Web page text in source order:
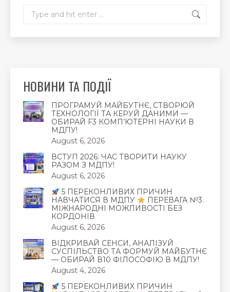
НОВИНИ ТА ПОДІЇ
ПРОГРАМУЙ МАЙБУТНЄ, СТВОРЮЙ
ТЕХНОЛОГІЇ ТА КЕРУЙ ДАНИМИ —
ОБИРАЙ F3 КОМП’ЮТЕРНІ НАУКИ В
МДПУ!
August 6, 2026
ВСТУП 2026: ЧАС ТВОРИТИ НАУКУ
РАЗОМ З МДПУ!
August 6, 2026
5 ПЕРЕКОНЛИВИХ ПРИЧИН
НАВЧАТИСЯ В МДПУ
ПЕРЕВАГА №3.
МІЖНАРОДНІ МОЖЛИВОСТІ БЕЗ
КОРДОНІВ
August 6, 2026
ВІДКРИВАЙ СЕНСИ, АНАЛІЗУЙ
СУСПІЛЬСТВО ТА ФОРМУЙ МАЙБУТНЄ
— ОБИРАЙ В10 ФІЛОСОФІЮ В МДПУ!
August 4, 2026
5 ПЕРЕКОНЛИВИХ ПРИЧИН